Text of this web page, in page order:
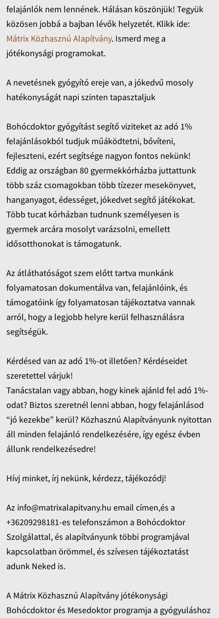
felajánlók nem lennének. Hálásan köszönjük! Tegyük
közösen jobbá a bajban lévők helyzetét. Klikk ide:
Mátrix Közhasznú Alapítvány. Ismerd meg a
jótékonysági programokat.
A nevetésnek gyógyító ereje van, a jókedvű mosoly
hatékonyságát napi szinten tapasztaljuk
Bohócdoktor gyógyítást segítő viziteket az adó 1%
felajánlásokból tudjuk műáködtetni, bővíteni,
fejleszteni, ezért segítsége nagyon fontos nekünk!
Eddig az országban 80 gyermekkórházba juttattunk
több száz csomagokban több tízezer mesekönyvet,
hanganyagot, édességet, jókedvet segítő játékokat.
Több tucat kórházban tudnunk személyesen is
gyermek arcára mosolyt varázsolni, emellett
idősotthonokat is támogatunk.
Az átláthatóságot szem előtt tartva munkánk
folyamatosan dokumentálva van, felajánlóink, és
támogatóink így folyamatosan tájékoztatva vannak
arról, hogy a legjobb helyre kerül felhasználásra
segítségük.
Kérdésed van az adó 1%-ot illetően? Kérdéseidet
szeretettel várjuk!
Tanácstalan vagy abban, hogy kinek ajánld fel adó 1%-
odat? Biztos szeretnél lenni abban, hogy felajánlásod
“jó kezekbe” kerül? Közhasznú Alapítványunk nyitottan
áll minden felajánló rendelkezésére, így egész évben
állunk rendelkezésedre!
Hívj minket, írj nekünk, kérdezz, tájékozódj!
Az info@matrixalapitvany.hu email címen,és a
+36209298181-es telefonszámon a Bohócdoktor
Szolgálattal, és alapítványunk többi programjával
kapcsolatban örömmel, és szívesen tájékoztatást
adunk Neked is.
A Mátrix Közhasznú Alapítvány jótékonysági
Bohócdoktor és Mesedoktor programja a gyógyuláshoz